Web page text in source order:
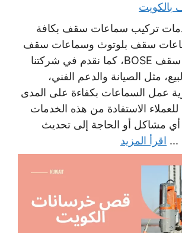
بالكويت
تركيب سماعات سقف بكافة
سقف بلوتوث وسماعات سقف
JPL وسماعات سقف BOSE، كما نقدم في شركتنا
مثل الصيانة والدعم الفني،
عمل السماعات بكفاءة على المدى
الاستفادة من هذه الخدمات
مشاكل أو الحاجة إلى تحديث
... اقرأ المزيد